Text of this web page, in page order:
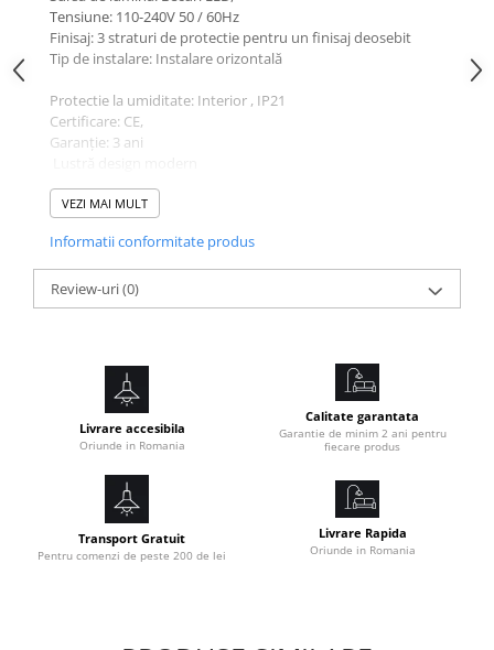
Tensiune: 110-240V 50 / 60Hz
Finisaj: 3 straturi de protectie pentru un finisaj deosebit
Tip de instalare: Instalare orizontală
Protectie la umiditate: Interior , IP21
Certificare: CE,
Garanție: 3 ani
Material: Metal/Sticlă
CULOARE:GOLD+OGLINDA
TENSIUNE ALIMENTARE:220V
DIMENSIUNI:L50xl50xh30 cm
Aplicație:
Birou, living, sufragerie, hotel, restaurant, bar, hol, cafenele,
VEZI MAI MULT
Informatii conformitate produs
Review-uri(0)
Livrare accesibila
Oriunde in Romania
Calitate garantata
Garantie de minim 2 ani pentru
fiecare produs
Transport Gratuit
Pentru comenzi de peste 200 de lei
Livrare Rapida
Oriunde in Romania